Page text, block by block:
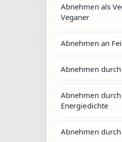
Abnehmen als
Veganer
Abnehmen an
Abnehmen durch
Abnehmen
Energiedichte
Abnehmen